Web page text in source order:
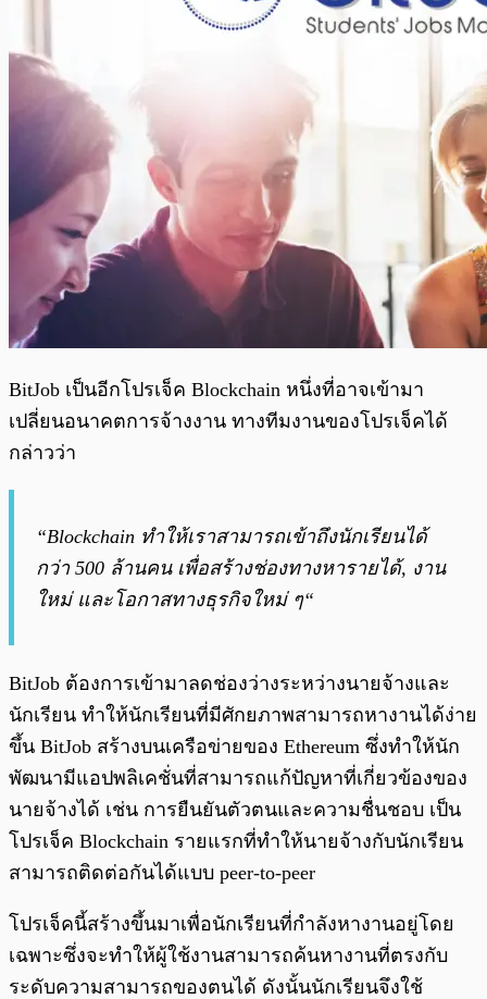
BitJob เป็นอีกโปรเจ็ค Blockchain หนึ่งที่อาจเข้ามา
เปลี่ยนอนาคตการจ้างงาน ทางทีมงานของโปรเจ็คได้
กล่าวว่า
“Blockchain ทำให้เราสามารถเข้าถึงนักเรียนได้
กว่า 500 ล้านคน เพื่อสร้างช่องทางหารายได้, งาน
ใหม่ และโอกาสทางธุรกิจใหม่ ๆ“
BitJob ต้องการเข้ามาลดช่องว่างระหว่างนายจ้างและ
นักเรียน ทำให้นักเรียนที่มีศักยภาพสามารถหางานได้ง่าย
ขึ้น BitJob สร้างบนเครือข่ายของ Ethereum ซึ่งทำให้นัก
พัฒนามีแอปพลิเคชั่นที่สามารถแก้ปัญหาที่เกี่ยวข้องของ
นายจ้างได้ เช่น การยืนยันตัวตนและความชื่นชอบ เป็น
โปรเจ็ค Blockchain รายแรกที่ทำให้นายจ้างกับนักเรียน
สามารถติดต่อกันได้แบบ peer-to-peer
โปรเจ็คนี้สร้างขึ้นมาเพื่อนักเรียนที่กำลังหางานอยู่โดย
เฉพาะซึ่งจะทำให้ผู้ใช้งานสามารถค้นหางานที่ตรงกับ
ระดับความสามารถของตนได้ ดังนั้นนักเรียนจึงใช้